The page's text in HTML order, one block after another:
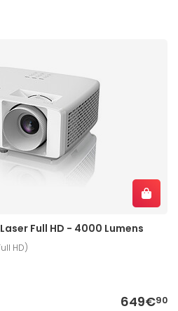
Full HD - 4000 Lumens
HD)
649€90